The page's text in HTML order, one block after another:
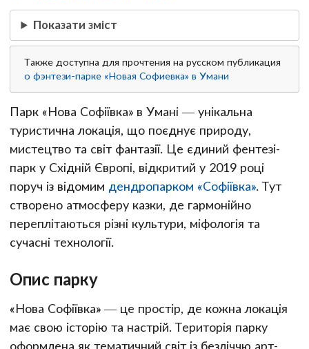
Показати зміст
Также доступна для прочтения на русском публикация
о фэнтези-парке «Новая Софиевка» в Умани
Парк «Нова Софіївка» в Умані — унікальна
туристична локація, що поєднує природу,
мистецтво та світ фантазії. Це єдиний фентезі-
парк у Східній Європі, відкритий у 2019 році
поруч із відомим дендропарком «Софіївка». Тут
створено атмосферу казки, де гармонійно
переплітаються різні культури, міфологія та
сучасні технології.
Опис парку
«Нова Софіївка» — це простір, де кожна локація
має свою історію та настрій. Територія парку
оформлена як тематичний світ із безліччю арт-